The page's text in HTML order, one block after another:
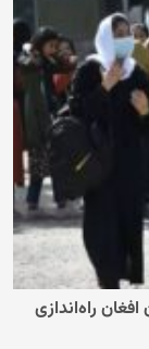
راه‌اندازی